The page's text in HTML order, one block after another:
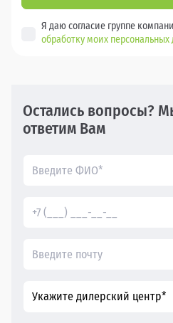
Я даю согласие группе
обработку моих персональных
Остались вопросы?
ответим Вам
Укажите дилерский центр*